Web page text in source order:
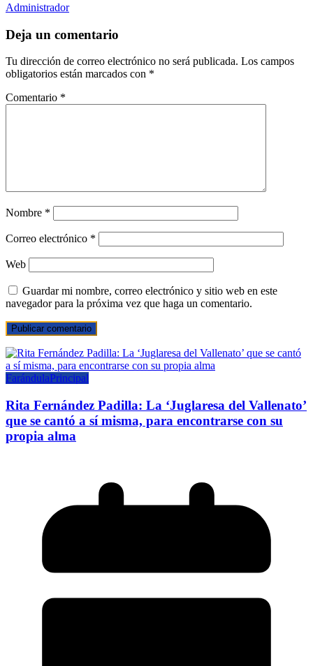
Administrador
Deja un comentario
Tu dirección de correo electrónico no será publicada. Los campos
obligatorios están marcados con *
Comentario *
Nombre *
Correo electrónico *
Web
Guardar mi nombre, correo electrónico y sitio web en este
navegador para la próxima vez que haga un comentario.
FarándulaPrincipal
Rita Fernández Padilla: La ‘Juglaresa del Vallenato’
que se cantó a sí misma, para encontrarse con su
propia alma